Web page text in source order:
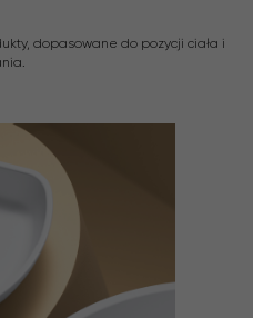
dopasowane do pozycji ciała i